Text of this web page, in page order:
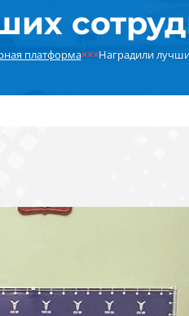
платформа×××Наградили